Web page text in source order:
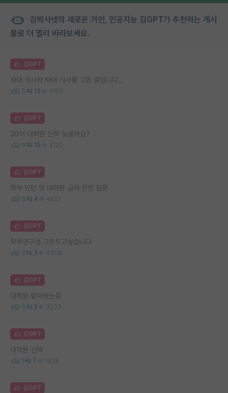
김박사넷의 새로운 거인, 인공지능 김GPT가 추천하는 게시
물로 더 멀리 바라보세요.
김GPT
자대 석사와 타대 석사를 고민 중입니다...
0 13 4102
김GPT
30여 대학원 진학 늦을까요?
6 15 4126
김GPT
학부 인턴 및 대학원 급여 관련 질문
5 4 4651
김GPT
학부연구생 그만두고싶습니다
2 3 4308
김GPT
대학원 알아보는중
5 2 3233
김GPT
대학원 선택
1 7 1638
김GPT